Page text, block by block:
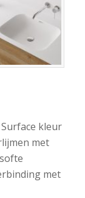
kleur
met
met